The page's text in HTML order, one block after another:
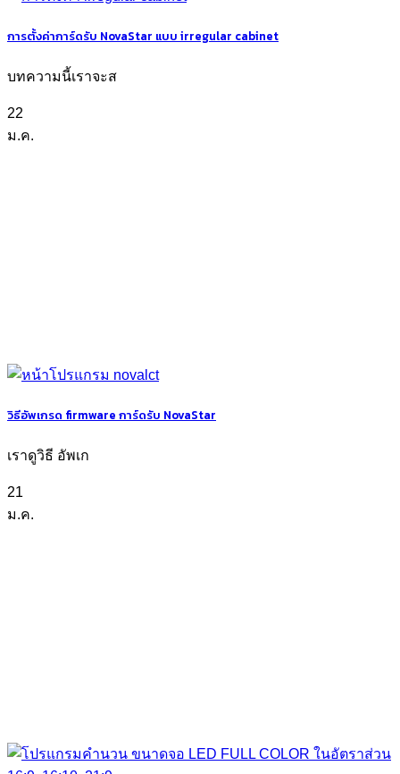
การตั้งค่าการ์ดรับ NovaStar แบบ irregular cabinet
บทความนี้เราจะส
22
ม.ค.
วิธีอัพเกรด firmware การ์ดรับ NovaStar
เราดูวิธี อัพเก
21
ม.ค.